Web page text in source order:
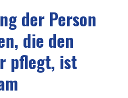
der Person
die den
pflegt, ist